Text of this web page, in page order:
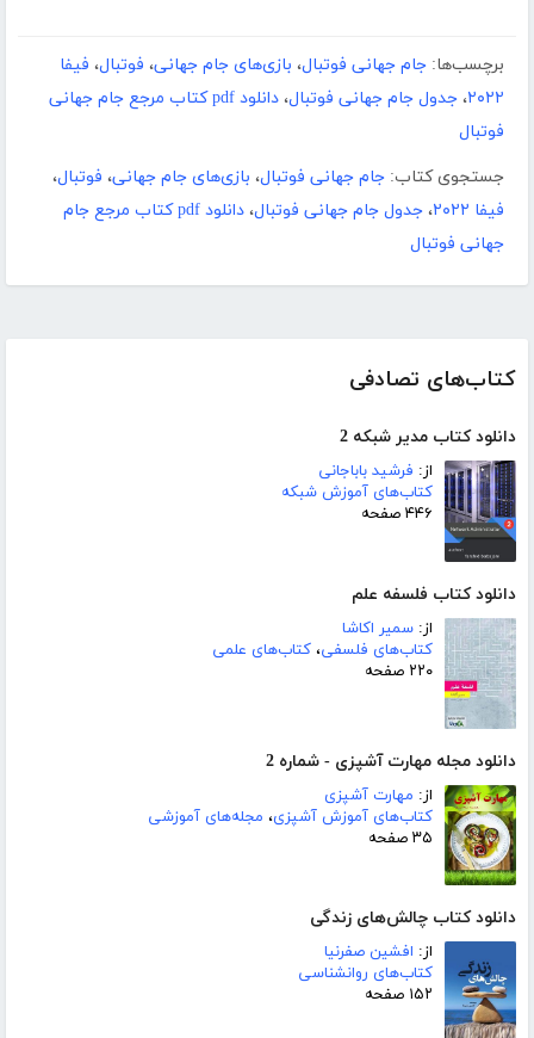
کتاب‌های تصادفی
دانلود کتاب مدیر شبکه 2
از: فرشید باباجانی
کتاب‌های آموزش شبکه
۴۴۶ صفحه
دانلود کتاب فلسفه علم
از: سمیر اکاشا
کتاب‌های فلسفی، کتاب‌های علمی
۲۲۰ صفحه
دانلود مجله مهارت آشپزی - شماره 2
از: مهارت آشپزی
کتاب‌های آموزش آشپزی، مجله‌های آموزشی
۳۵ صفحه
دانلود کتاب چالش‌های زندگی
از: افشین صفرنیا
کتاب‌های روانشناسی
۱۵۲ صفحه
برچسب‌ها: جام جهانی فوتبال، بازی‌های جام جهانی، فوتبال، فیفا
۲۰۲۲، جدول جام جهانی فوتبال،
دانلود pdf کتاب مرجع جام جهانی
فوتبال
جستجوی کتاب: جام جهانی فوتبال، بازی‌های جام جهانی، فوتبال،
فیفا ۲۰۲۲
، جدول جام جهانی فوتبال،
دانلود pdf کتاب مرجع جام
جهانی فوتبال